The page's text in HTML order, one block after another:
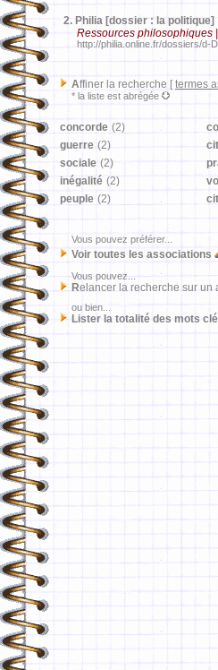
2. Philia [dossier : la politique]
Ressources philosophiques
http://philia.online.fr/dossiers/d-
Affiner la recherche [ termes
* la liste est abrégée
concorde (2)
guerre (2)
sociale (2)
inégalité (2)
peuple (2)
Vous pouvez préférer...
Voir toutes les associations
Vous pouvez...
Relancer la recherche sur un
ou bien...
Lister la totalité des mots